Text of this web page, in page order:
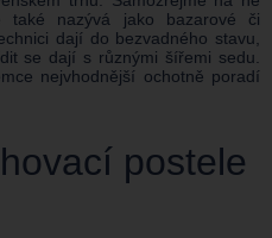
také nazývá jako bazarové či
dají do bezvadného stavu,
se dají s různými šířemi sedu.
nejvhodnější ochotně poradí
postele